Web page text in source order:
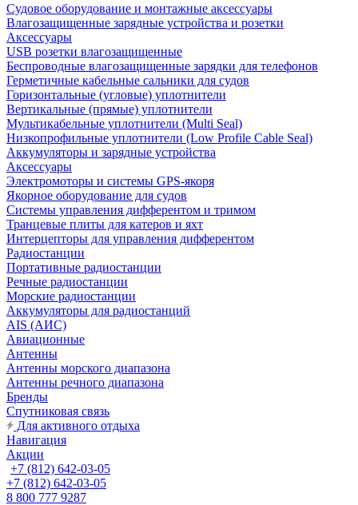
Судовое оборудование и монтажные аксессуары
Влагозащищенные зарядные устройства и розетки
Аксессуары
USB розетки влагозащищенные
Беспроводные влагозащищенные зарядки для телефонов
Герметичные кабельные сальники для судов
Горизонтальные (угловые) уплотнители
Вертикальные (прямые) уплотнители
Мультикабельные уплотнители (Multi Seal)
Низкопрофильные уплотнители (Low Profile Cable Seal)
Аккумуляторы и зарядные устройства
Аксессуары
Электромоторы и системы GPS-якоря
Якорное оборудование для судов
Системы управления дифферентом и тримом
Транцевые плиты для катеров и яхт
Интерцепторы для управления дифферентом
Радиостанции
Портативные радиостанции
Речные радиостанции
Морские радиостанции
Аккумуляторы для радиостанций
AIS (АИС)
Авиационные
Антенны
Антенны морского диапазона
Антенны речного диапазона
Бренды
Спутниковая связь
Для активного отдыха
Навигация
Акции
+7 (812) 642-03-05
+7 (812) 642-03-05
8 800 777 9287